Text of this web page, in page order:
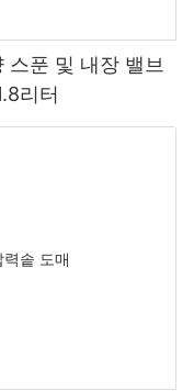
스푼 및 내장 밸브
리터